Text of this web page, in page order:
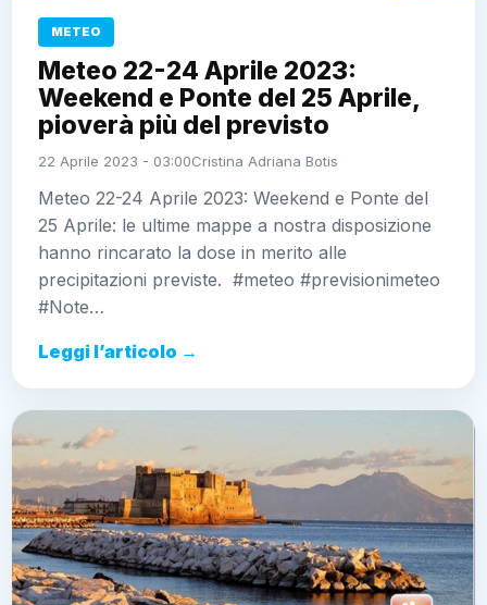
METEO
Meteo 22-24 Aprile 2023:
Weekend e Ponte del 25 Aprile,
pioverà più del previsto
22 Aprile 2023 - 03:00Cristina Adriana Botis
Meteo 22-24 Aprile 2023: Weekend e Ponte del
25 Aprile: le ultime mappe a nostra disposizione
hanno rincarato la dose in merito alle
precipitazioni previste. #meteo #previsionimeteo
#Note…
Leggi l’articolo →